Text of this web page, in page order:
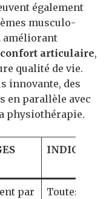
également
musculo-
améliorant
confort articulaire,
qualité de vie.
innovante, des
en parallèle avec
physiothérapie.
par
Toutes